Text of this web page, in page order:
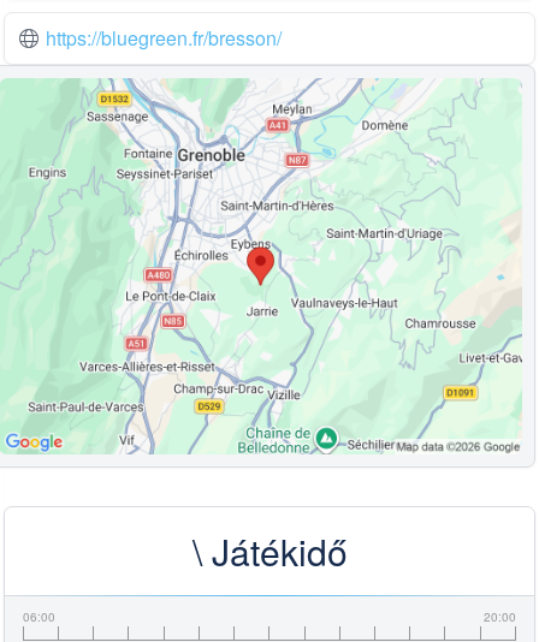
https://bluegreen.fr/bresson/
\ Játékidő
06:00 20:00